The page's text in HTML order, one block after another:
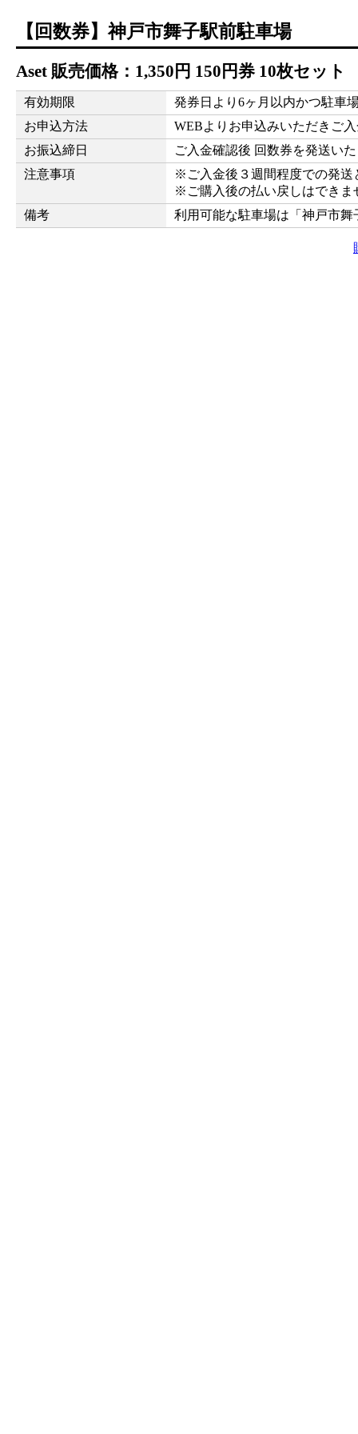
【回数券】神戸市舞子駅前駐車場
Aset 販売価格： 1,350 円 150円券 10枚セット
有効期限
発券日より6ヶ月以内かつ駐
お申込方法
WEBよりお申込みいただきご
お振込締日
ご入金確認後 回数券を発送い
注意事項
※ご入金後３週間程度での発送
※ご購入後の払い戻しはできま
備考
利用可能な駐車場は「神戸市舞